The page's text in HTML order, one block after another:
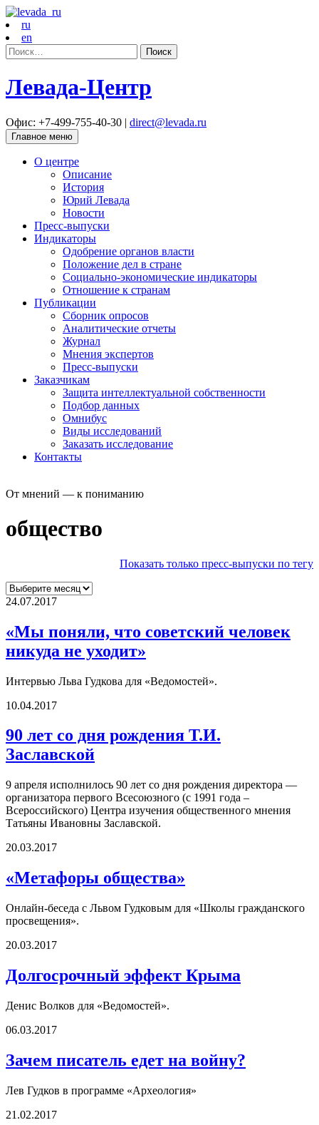
ru
en
Найти:
Левада-Центр
Офис: +7-499-755-40-30 | direct@levada.ru
Главное меню
О центре
Описание
История
Юрий Левада
Новости
Пресс-выпуски
Индикаторы
Одобрение органов власти
Положение дел в стране
Социально-экономические индикаторы
Отношение к странам
Публикации
Сборник опросов
Аналитические отчеты
Журнал
Мнения экспертов
Пресс-выпуски
Заказчикам
Защита интеллектуальной собственности
Подбор данных
Омнибус
Виды исследований
Заказать исследование
Контакты
От мнений — к пониманию
общество
Показать только пресс-выпуски по тегу
24.07.2017
«Мы поняли, что советский человек
никуда не уходит»
Интервью Льва Гудкова для «Ведомостей».
10.04.2017
90 лет со дня рождения Т.И.
Заславской
9 апреля исполнилось 90 лет со дня рождения директора —
организатора первого Всесоюзного (с 1991 года –
Всероссийского) Центра изучения общественного мнения
Татьяны Ивановны Заславской.
20.03.2017
«Метафоры общества»
Онлайн-беседа с Львом Гудковым для «Школы гражданского
просвещения».
20.03.2017
Долгосрочный эффект Крыма
Денис Волков для «Ведомостей».
06.03.2017
Зачем писатель едет на войну?
Лев Гудков в программе «Археология»
21.02.2017